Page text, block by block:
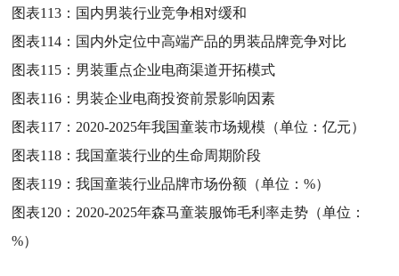
图表113： 国内男装行业竞争相对缓和
图表114： 国内外定位中高端产品的男装品牌竞争对比
图表115： 男装重点企业电商渠道开拓模式
图表116： 男装企业电商投资前景影响因素
图表117： 2020-2025年我国童装市场规模（单位：亿元）
图表118：我国童装行业的生命周期阶段
图表119：我国童装行业品牌市场份额（单位：%）
图表120： 2020-2025年森马童装服饰毛利率走势（单位：
%）